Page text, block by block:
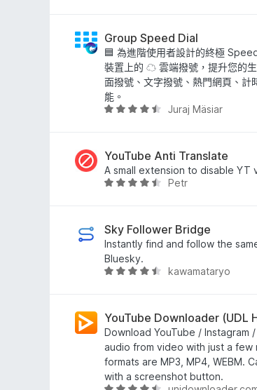
分
5
分
.
8
分
，
滿
分
Group Speed Dial
🟦 為進階使用者設計的終極
裝置上的 ☁ 雲端撥號，提升您的
面撥號、文字撥號、熱門網頁、計
能。
評
.
4
分
分
5
分
Juraj Mäsiar
YouTube Anti Translate
A small extension to disable YT
評
.
3
分
，
5
分
Petr
Sky Follower Bridge
Instantly find and follow the
Bluesky.
評
.
3
分
，
滿
kawamataryo
YouTube Downloader (UDL
Download YouTube /
audio from video with just a few
formats are MP3, MP4, WEBM.
with a screenshot button.